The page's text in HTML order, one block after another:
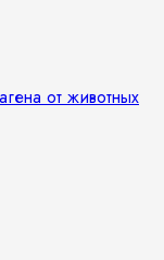
от животных